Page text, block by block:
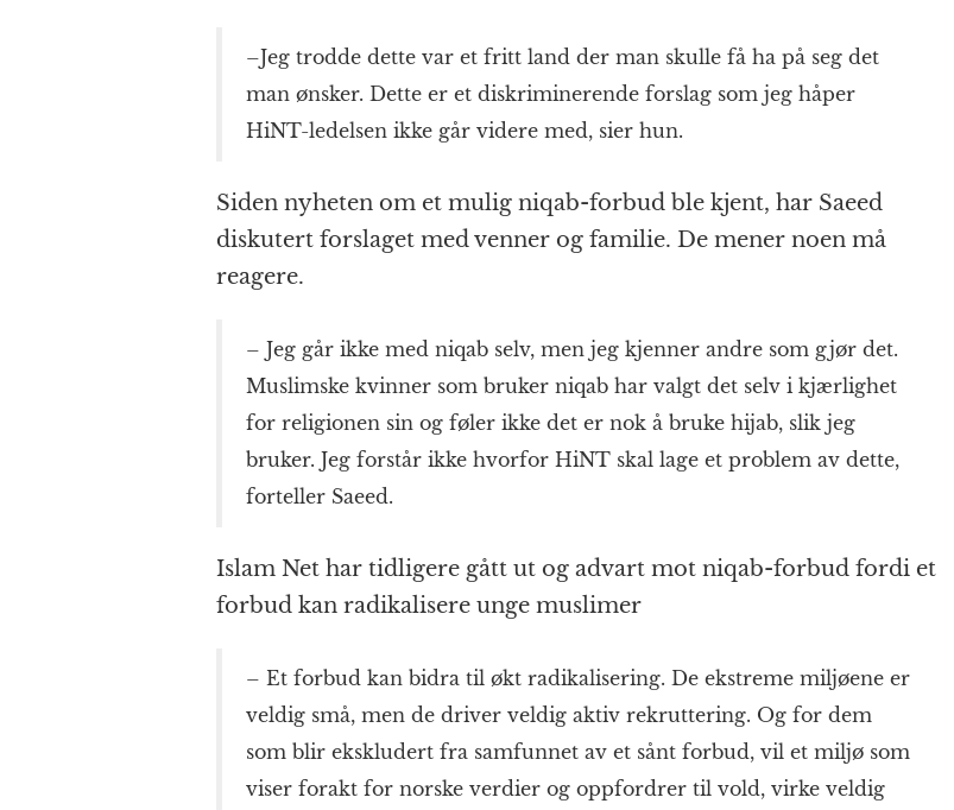
–Jeg trodde dette var et fritt land der man skulle få ha på seg det
man ønsker. Dette er et diskriminerende forslag som jeg håper
HiNT-ledelsen ikke går videre med, sier hun.
Siden nyheten om et mulig niqab-forbud ble kjent, har Saeed
diskutert forslaget med venner og familie. De mener noen må
reagere.
– Jeg går ikke med niqab selv, men jeg kjenner andre som gjør det.
Muslimske kvinner som bruker niqab har valgt det selv i kjærlighet
for religionen sin og føler ikke det er nok å bruke hijab, slik jeg
bruker. Jeg forstår ikke hvorfor HiNT skal lage et problem av dette,
forteller Saeed.
Islam Net har tidligere gått ut og advart mot niqab-forbud fordi et
forbud kan radikalisere unge muslimer
– Et forbud kan bidra til økt radikalisering. De ekstreme miljøene er
veldig små, men de driver veldig aktiv rekruttering. Og for dem
som blir ekskludert fra samfunnet av et sånt forbud, vil et miljø som
viser forakt for norske verdier og oppfordrer til vold, virke veldig